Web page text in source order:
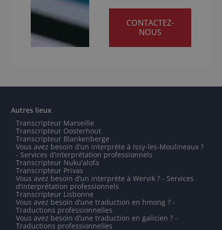
CONTACTEZ-
NOUS
Autres lieux
Transcripteur Marseille
Transcripteur Oosterhout
Transcripteur Blankenberge
Vous avez besoin d’un interprète à Issy-les-Moulineaux ?
- Services d’interprétation professionnels
Transcripteur Nuku'alofa
Transcripteur Privas
Vous avez besoin d’un interprète à Wervik ? - Services
d’interprétation professionnels
Transcripteur Lisbonne
Vous avez besoin d’une traduction en hmong ? -
Traductions professionnelles
Vous avez besoin d’une traduction en galicien ? -
Traductions professionnelles